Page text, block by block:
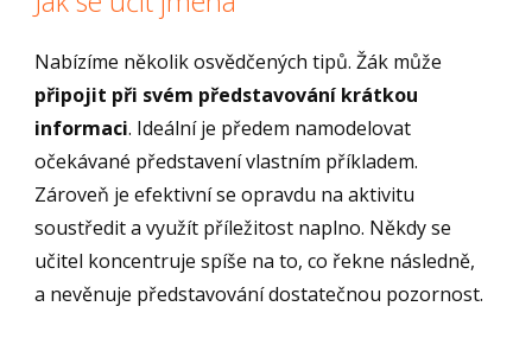
Nabízíme několik osvědčených tipů. Žák může
připojit při svém představování krátkou
informaci. Ideální je předem namodelovat
očekávané představení vlastním příkladem.
Zároveň je efektivní se opravdu na aktivitu
soustředit a využít příležitost naplno. Někdy se
učitel koncentruje spíše na to, co řekne následně,
a nevěnuje představování dostatečnou pozornost.